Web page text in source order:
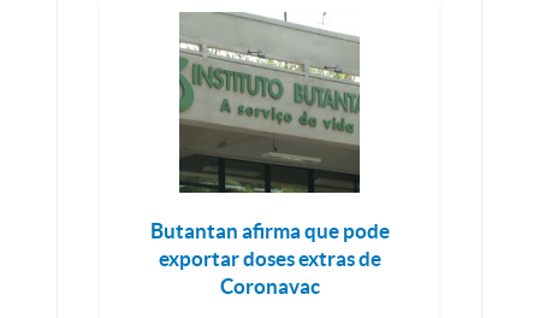
Butantan afirma que pode
exportar doses extras de
Coronavac